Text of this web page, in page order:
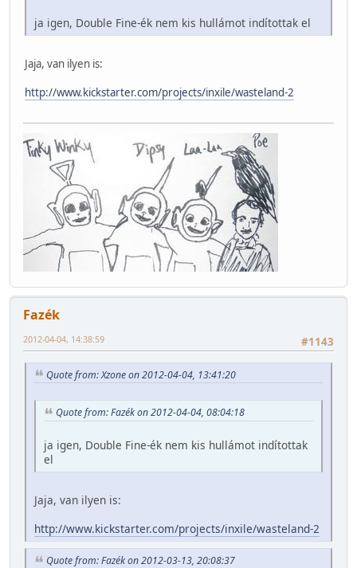
ja igen, Double Fine-ék nem kis hullámot indítottak el
Jaja, van ilyen is:
http://www.kickstarter.com/projects/inxile/wasteland-2
Fazék
#1143
2012-04-04, 14:38:59
Quote from: Xzone on 2012-04-04, 13:41:20
Quote from: Fazék on 2012-04-04, 08:04:18
ja igen, Double Fine-ék nem kis hullámot indítottak
el
Jaja, van ilyen is:
http://www.kickstarter.com/projects/inxile/wasteland-2
Quote from: Fazék on 2012-03-13, 20:08:37